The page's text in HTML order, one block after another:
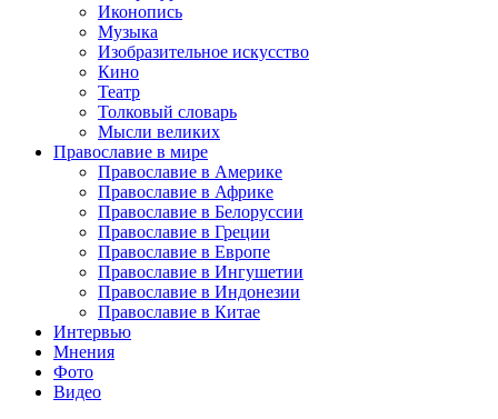
Иконопись
Музыка
Изобразительное искусство
Кино
Театр
Толковый словарь
Мысли великих
Православие в мире
Православие в Америке
Православие в Африке
Православие в Белоруссии
Православие в Греции
Православие в Европе
Православие в Ингушетии
Православие в Индонезии
Православие в Китае
Интервью
Мнения
Фото
Видео